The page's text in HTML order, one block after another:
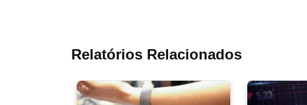
Relatórios Relacionados